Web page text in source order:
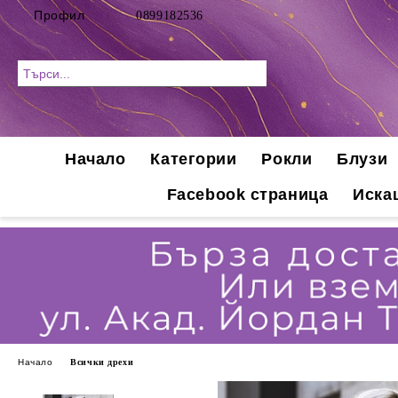
Профил 0899182536
Начало Категории Рокли
Блузи
Facebook страница
Начало Всички дрехи